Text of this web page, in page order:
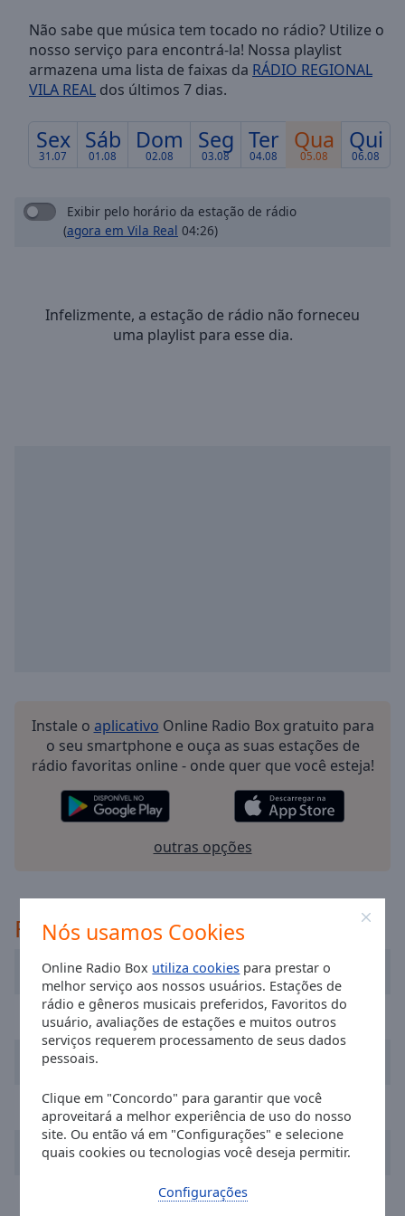
Nós usamos Cookies
Online Radio Box utiliza cookies para prestar o
melhor serviço aos nossos usuários. Estações de
rádio e gêneros musicais preferidos, Favoritos do
usuário, avaliações de estações e muitos outros
serviços requerem processamento de seus dados
pessoais.
Clique em "Concordo" para garantir que você
aproveitará a melhor experiência de uso do nosso
site. Ou então vá em "Configurações" e selecione
quais cookies ou tecnologias você deseja permitir.
Configurações
Forward
Mute
Current
Time0:00
Duration
Loaded:
TypeLIVE
Remaining
subtitles
settings
dialog
subtitles
selected
Picture
Fullscreen
modal
window.
Beginning
dialog
window.
Não sabe que música tem tocado no rádio? Utilize o
nosso serviço para encontrá-la! Nossa playlist
armazena uma lista de faixas da RÁDIO REGIONAL
VILA REAL dos últimos 7 dias.
Sex
31.07
Sáb
01.08
Dom
02.08
Seg
03.08
Ter
04.08
Qua
05.08
Qui
06.08
Exibir pelo horário da estação de rádio
(agora em Vila Real 04:26)
Infelizmente, a estação de rádio não forneceu
uma playlist para esse dia.
Instale o aplicativo Online Radio Box gratuito para
o seu smartphone e ouça as suas estações de
rádio favoritas online - onde quer que você esteja!
outras opções
Recomendado
Radio Renascença
RFM
Radio Festival
Radio Cidade Hoje
Barca Fm Rádio
Radio Onda Viva